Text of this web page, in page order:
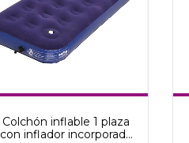
Colchón inflable 1 plaza
con inflador incorporado